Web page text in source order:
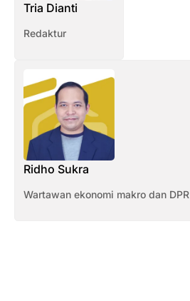
Tria Dianti
Redaktur
Ridho Sukra
Wartawan ekonomi makro dan DPR